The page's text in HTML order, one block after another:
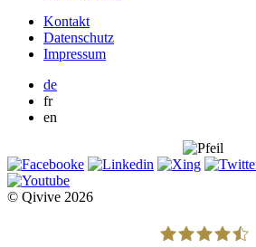
Kontakt
Datenschutz
Impressum
de
fr
en
© Qivive 2026